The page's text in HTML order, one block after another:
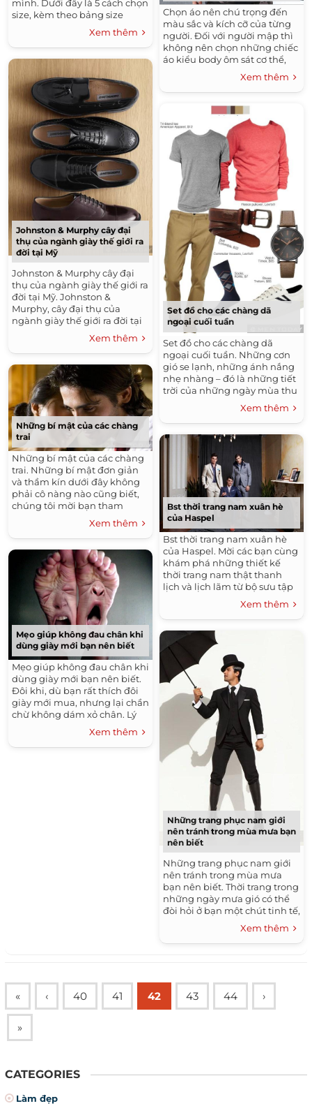
mình. Dưới đây là 5 cách chọn
size, kèm theo bảng size
quần chi tiết tham khảo
Xem thêm
Johnston & Murphy cây đại
thụ của ngành giày thế giới ra
đời tại Mỹ
Johnston & Murphy cây đại
thụ của ngành giày thế giới ra
đời tại Mỹ. Johnston &
Murphy, cây đại thụ của
ngành giày thế giới ra đời tại
Mỹ năm 1850 – nổi tiếng với
những sản phẩm chất lượng
tuyệt hảo và luôn là sự lựa...
Xem thêm
Những bí mật của các chàng
trai
Những bí mật của các chàng
trai. Những bí mật đơn giản
và thầm kín dưới đây không
phải cô nàng nào cũng biết,
chúng tôi mời bạn tham
khảo để hiểu hơn về chàng
trai của mình. 1. Đàn...
Xem thêm
Mẹo giúp không đau chân khi
dùng giày mới bạn nên biết
Mẹo giúp không đau chân khi
dùng giày mới bạn nên biết.
Đôi khi, dù bạn rất thích đôi
giày mới mua, nhưng lại chần
chừ không dám xỏ chân. Lý
do duy nhất là vì chúng khiến
đôi chân bị đau và ê nhức
suốt cả buổi
Xem thêm
Chọn áo nên chú trọng đến
màu sắc và kích cỡ của từng
người. Đối với người mập thì
không nên chọn những chiếc
áo kiểu body ôm sát cơ thể,
hay những áo có size chật sẽ
làm lộ khuyết điểm của cơ
thể. Chỉ nên chọn những
chiếc áo khoác dạng form dài
tông màu xám đậm có thể
chê bớt phần bụng cho bạn.
Xem thêm
Set đồ cho các chàng dã
ngoại cuối tuần
Set đồ cho các chàng dã
ngoại cuối tuần. Những cơn
gió se lạnh, những ánh nắng
nhẹ nhàng – đó là những tiết
trời của những ngày mùa thu
Hà Nội – và đây rõ ràng là thời
điểm lý tưởng để...
Xem thêm
Bst thời trang nam xuân hè
của Haspel
Bst thời trang nam xuân hè
của Haspel. Mời các bạn cùng
khám phá những thiết kế
thời trang nam thật thanh
lịch và lịch lãm từ bộ sưu tập
thời trang nam xuân hè 2014
của thương hiệu thời trang
Haspel....
Xem thêm
Những trang phục nam giới
nên tránh trong mùa mưa bạn
nên biết
Những trang phục nam giới
nên tránh trong mùa mưa
bạn nên biết. Thời trang trong
những ngày mưa gió có thể
đòi hỏi ở bạn một chút tinh tế,
và trang phục của bạn cần
được chọn lọc kỹ cho những
cơn mưa bất chợt.
Xem thêm
« ‹ 40 41 42 43 44 ›
»
CATEGORIES
Làm đẹp